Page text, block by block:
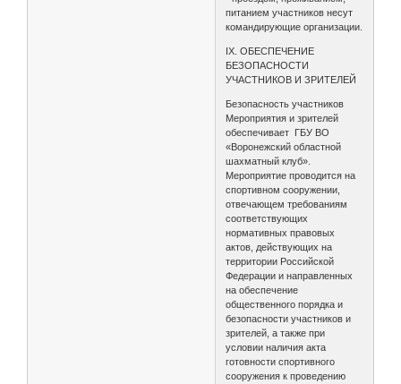
питанием участников несут
командирующие организации.
IX. ОБЕСПЕЧЕНИЕ
БЕЗОПАСНОСТИ
УЧАСТНИКОВ И ЗРИТЕЛЕЙ
Безопасность участников
Мероприятия и зрителей
обеспечивает ГБУ ВО
«Воронежский областной
шахматный клуб».
Мероприятие проводится на
спортивном сооружении,
отвечающем требованиям
соответствующих
нормативных правовых
актов, действующих на
территории Российской
Федерации и направленных
на обеспечение
общественного порядка и
безопасности участников и
зрителей, а также при
условии наличия акта
готовности спортивного
сооружения к проведению